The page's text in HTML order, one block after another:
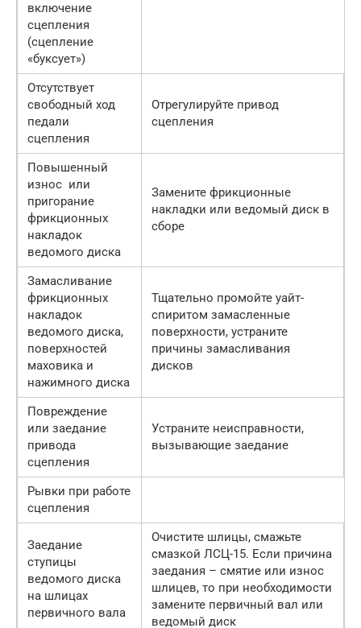
включение
сцепления
(сцепление
«буксует»)
Отсутствует
свободный ход
педали
сцепления
Отрегулируйте привод
сцепления
Повышенный
износ или
пригорание
фрикционных
накладок
ведомого диска
Замените фрикционные
накладки или ведомый диск в
сборе
Замасливание
фрикционных
накладок
ведомого диска,
поверхностей
маховика и
нажимного диска
Тщательно промойте уайт-
спиритом замасленные
поверхности, устраните
причины замасливания
дисков
Повреждение
или заедание
привода
сцепления
Устраните неисправности,
вызывающие заедание
Рывки при работе
сцепления
Заедание
ступицы
ведомого диска
на шлицах
первичного вала
Очистите шлицы, смажьте
смазкой ЛСЦ-15. Если причина
заедания – смятие или износ
шлицев, то при необходимости
замените первичный вал или
ведомый диск